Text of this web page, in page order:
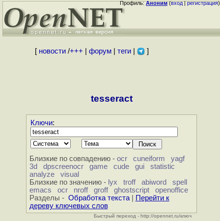
Профиль:Аноним(вход|регистрация)
[ новости/+++ форум| теги| ]
tesseract
Ключи:
Близкие по совпадению - ocr cuneiform
yagf
3d
dpscreenocr game cude gui
statistic
analyze
visual
Близкие по значению - lyx troff abiword
spell
emacs
ocr nroff groff ghostscript
openoffice
Разделы - Обработка текста|
Перейти к
дереву ключевых слов
Быстрый переход - http://opennet.ru/ключ